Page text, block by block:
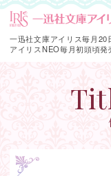
一迅社文庫アイリス毎月
アイリスNEO毎月初頭頃